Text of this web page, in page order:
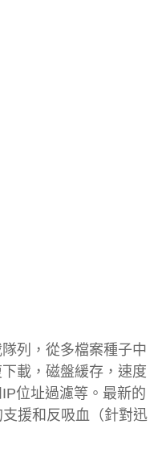
列，從多檔案種子中
載，磁盤緩存，速度
位址過濾等。最新的
援和反吸血（針對迅